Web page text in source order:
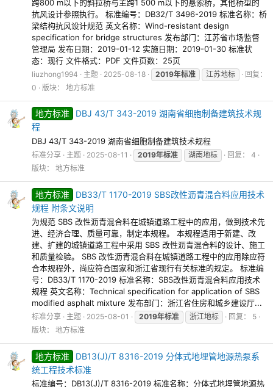
跨800 m以下的斜拉桥与主跨1 500 m以下的悬索桥，其他桥型的
抗风设计参照执行。 标准编号：DB32/T 3496-2019 标准名称：桥
梁结构抗风设计规范 英文名称：Wind-resistant design
specification for bridge structures 发布部门：江苏省市场监督
管理局 发布日期：2019-01-12 实施日期：2019-01-30 标准状
态：现行 文件格式：PDF 文件页数：25页
liuzhong1994 主题 2025-08-18 2019年标准 江苏地标
回复：
0
版块： 地方标准
地方标准
DBJ 43/T 343-2019 湖南省细胞制备建筑技术规
程
DBJ 43/T 343-2019 湖南省细胞制备建筑技术规程
标准分享 主题 2025-08-11 2019年标准 湖南地标
回复： 4
版块： 地方标准
地方标准
DB33/T 1170-2019 SBS改性沥青混合料应用技术
规程 附条文说明
为规范 SBS 改性沥青混合料在城镇道路工程中的应用，做到技术先
进、经济合理、质量可靠，制定本规程。 本规程适用于新建、改
建、扩建的城镇道路工程中采用 SBS 改性沥青混合料的设计、施工
和质量检验。 SBS 改性沥青混合料在城镇道路工程中的应用除应符
合本规程外，尚应符合国家和浙江省现行有关标准的规定。 标准编
号：DB33/T 1170-2019 标准名称：SBS改性沥青混合料应用技术
规程 英文名称：Technical specification for application of SBS
modified asphalt mixture 发布部门：浙江省住房和城乡建设厅...
标准分享 主题 2025-08-01 2019年标准 浙江地标
回复： 5
版块： 地方标准
地方标准
DB13(J)/T 8316-2019 分体式地埋管地源热泵系
统工程技术标准
标准编号：DB13(J)/T 8316-2019 标准名称：分体式地埋管地源热